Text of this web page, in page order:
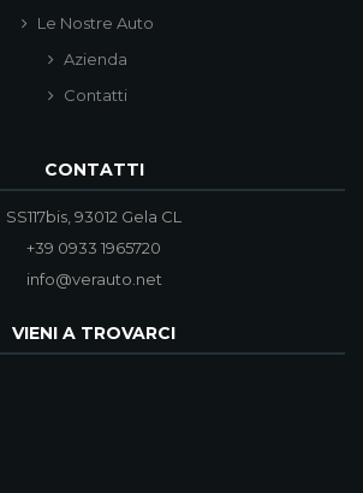
Le Nostre Auto
Azienda
Contatti
CONTATTI
SS117bis, 93012 Gela CL
+39 0933 1965720
info@verauto.net
VIENI A TROVARCI